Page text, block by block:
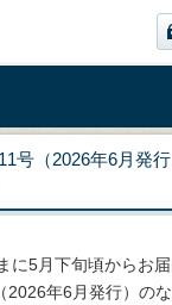
号（2026年6月発
に5月下旬頃からお
2026年6月発行）の